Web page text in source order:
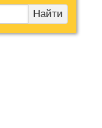
Найти